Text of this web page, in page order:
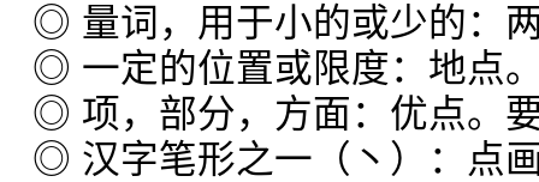
◎ 量词，用于小的或少的：
◎ 一定的位置或限度：地点
◎ 项，部分，方面：优点。
◎ 汉字笔形之一（丶）：点